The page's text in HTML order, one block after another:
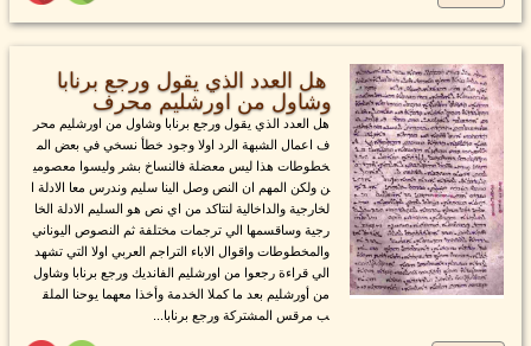
هل العدد الذي يقول ورجع برنابا
وشاول من اورشليم محرف
هل العدد الذي يقول ورجع برنابا وشاول من اورشليم محر
ف اعمال الشبهة الرد اولا وجود خطأ نسخي في بعض الم
خطوطات هذا ليس معضلة فالنساخ بشر وليسوا معصومي
ن ولكن المهم ان النص وصل الينا سليم وندرس معا الادلة ا
لخارجية والداخالية لنتاكد من اي نص هو السليم الادلة الخا
رجية وساقسمها الي ترجمات مختلفة ثم النصوص اليوناني
والمخطوطات واقوال الاباء التراجم العربي اولا التي تشهد
الي قراءة رجعوا من اورشليم الفانديك ورجع برنابا وشاول
من أورشليم بعد ما كملا الخدمة وأخذا معهما يوحنا الملق
ب مرقس المشتركة ورجع برنابا...